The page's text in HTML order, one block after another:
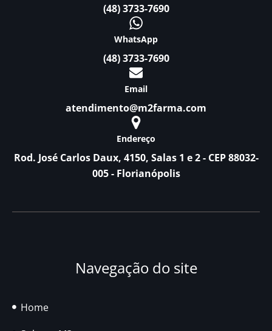
(48) 3733-7690
WhatsApp
(48) 3733-7690
Email
atendimento@m2farma.com
Endereço
Rod. José Carlos Daux, 4150, Salas 1 e 2 - CEP 88032-
005 - Florianópolis
Navegação do site
Home